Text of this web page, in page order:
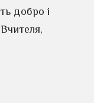
добро і